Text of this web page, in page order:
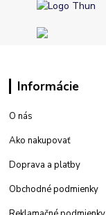
Informácie
O nás
Ako nakupovať
Doprava a platby
Obchodné podmienky